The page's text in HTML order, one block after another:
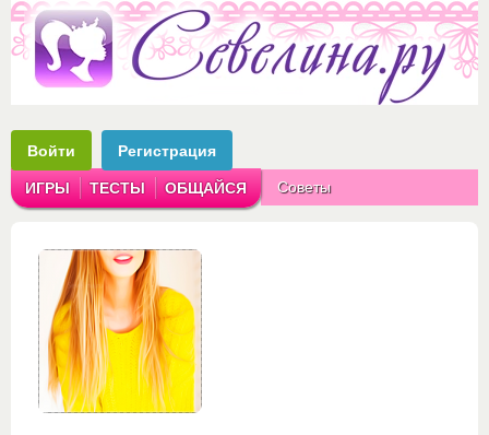
Войти Регистрация
ИГРЫ ТЕСТЫ ОБЩАЙСЯ Советы